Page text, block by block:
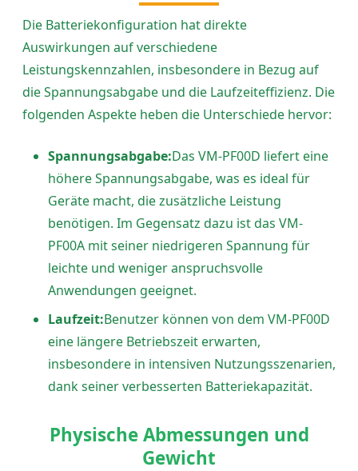
Die Batteriekonfiguration hat direkte
Auswirkungen auf verschiedene
Leistungskennzahlen, insbesondere in Bezug auf
die Spannungsabgabe und die Laufzeiteffizienz. Die
folgenden Aspekte heben die Unterschiede hervor:
Spannungsabgabe:Das VM-PF00D liefert eine
höhere Spannungsabgabe, was es ideal für
Geräte macht, die zusätzliche Leistung
benötigen. Im Gegensatz dazu ist das VM-
PF00A mit seiner niedrigeren Spannung für
leichte und weniger anspruchsvolle
Anwendungen geeignet.
Laufzeit:Benutzer können von dem VM-PF00D
eine längere Betriebszeit erwarten,
insbesondere in intensiven Nutzungsszenarien,
dank seiner verbesserten Batteriekapazität.
Physische Abmessungen und
Gewicht